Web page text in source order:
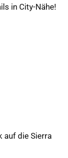
in City-Nähe!
auf die Sierra